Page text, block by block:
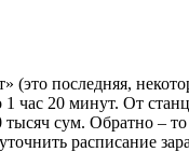
(это последняя,
1 час 20 минут. От
сум. Обратно –
расписание